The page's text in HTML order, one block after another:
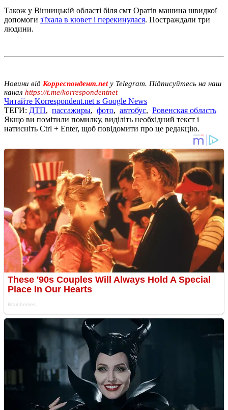
Також у Вінницькій області біля смт Оратів машина швидкої
допомоги з'їхала в кювет і перекинулася. Постраждали три
людини.
Новини від Корреспондент.netу Telegram. Підписуйтесь на наш
канал https://t.me/korrespondentnet
Читайте Korrespondent.net в Google News
ТЕГИ: ДТП, пассажиры, фото, автобус, Ровенская область
Якщо ви помітили помилку, виділіть необхідний текст і
натисніть Ctrl + Enter, щоб повідомити про це редакцію.